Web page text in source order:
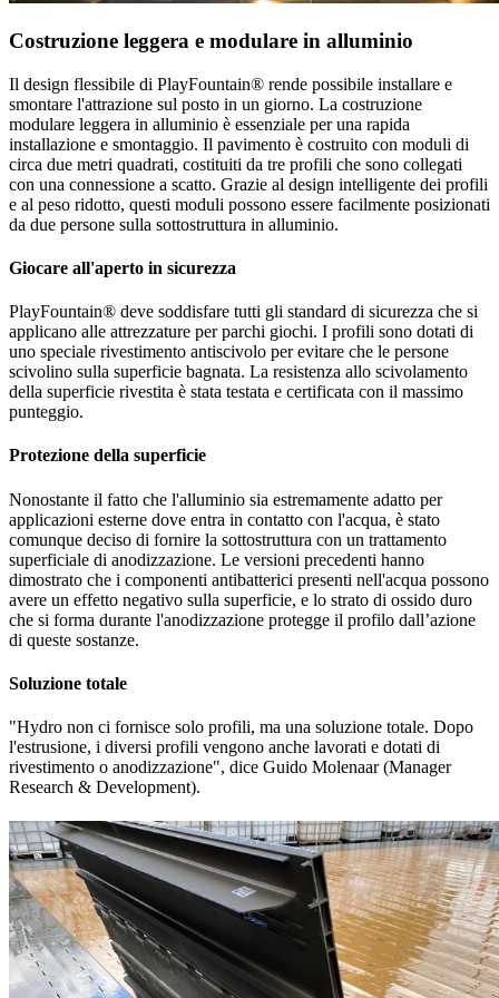
Costruzione leggera e modulare in alluminio
Il design flessibile di PlayFountain® rende possibile installare e
smontare l'attrazione sul posto in un giorno. La costruzione
modulare leggera in alluminio è essenziale per una rapida
installazione e smontaggio. Il pavimento è costruito con moduli di
circa due metri quadrati, costituiti da tre profili che sono collegati
con una connessione a scatto. Grazie al design intelligente dei profili
e al peso ridotto, questi moduli possono essere facilmente posizionati
da due persone sulla sottostruttura in alluminio.
Giocare all'aperto in sicurezza
PlayFountain® deve soddisfare tutti gli standard di sicurezza che si
applicano alle attrezzature per parchi giochi. I profili sono dotati di
uno speciale rivestimento antiscivolo per evitare che le persone
scivolino sulla superficie bagnata. La resistenza allo scivolamento
della superficie rivestita è stata testata e certificata con il massimo
punteggio.
Protezione della superficie
Nonostante il fatto che l'alluminio sia estremamente adatto per
applicazioni esterne dove entra in contatto con l'acqua, è stato
comunque deciso di fornire la sottostruttura con un trattamento
superficiale di anodizzazione. Le versioni precedenti hanno
dimostrato che i componenti antibatterici presenti nell'acqua possono
avere un effetto negativo sulla superficie, e lo strato di ossido duro
che si forma durante l'anodizzazione protegge il profilo dall’azione
di queste sostanze.
Soluzione totale
"Hydro non ci fornisce solo profili, ma una soluzione totale. Dopo
l'estrusione, i diversi profili vengono anche lavorati e dotati di
rivestimento o anodizzazione", dice Guido Molenaar (Manager
Research & Development).